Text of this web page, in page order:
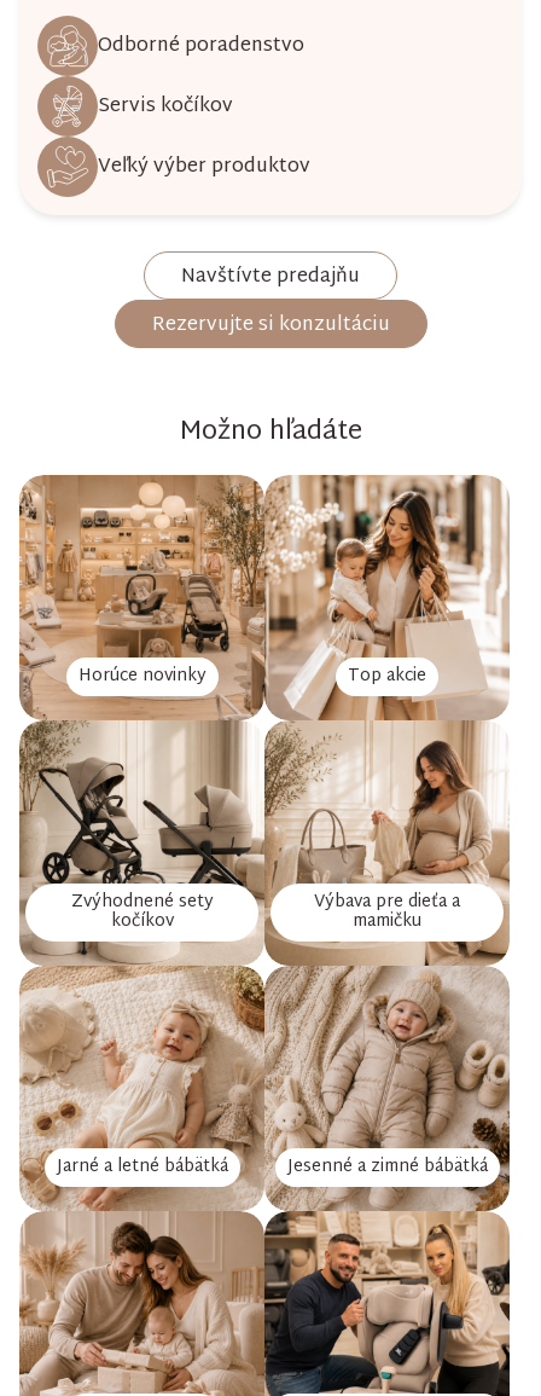
Odborné poradenstvo
Servis kočíkov
Veľký výber produktov
Navštívte predajňu
Rezervujte si konzultáciu
Možno hľadáte
Horúce novinky Top akcie
Zvýhodnené sety
kočíkov
Výbava pre dieťa a
mamičku
Jarné a letné bábätká Jesenné a zimné bábätká